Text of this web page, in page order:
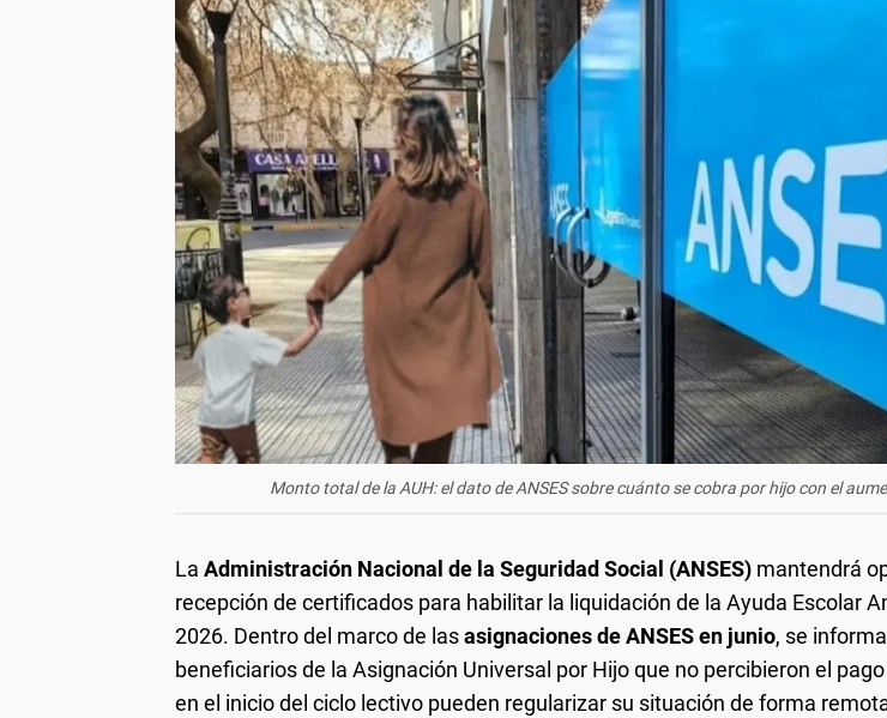
Monto total de la AUH: el dato de ANSES sobre cuánto se cobra por hijo con el
La Administración Nacional de la Seguridad Social (ANSES) mantendrá
recepción de certificados para habilitar la liquidación de la Ayuda Escolar
2026. Dentro del marco de lasasignaciones de ANSES en junio, se
beneficiarios de la Asignación Universal por Hijo que no percibieron el
en el inicio del ciclo lectivo pueden regularizar su situación de forma